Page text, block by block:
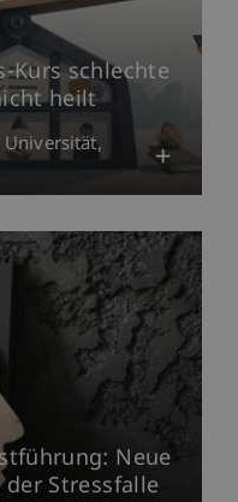
Kurs schlechte
heilt
Universität
Neue
der Stressfalle